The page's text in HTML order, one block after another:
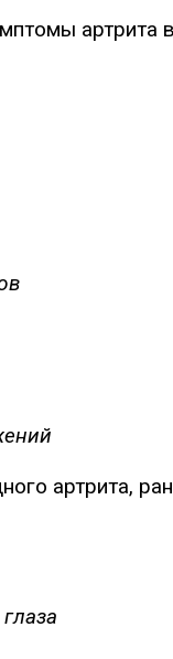
артрита
артрита,